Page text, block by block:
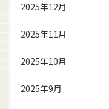
2025年12月
2025年11月
2025年10月
2025年9月